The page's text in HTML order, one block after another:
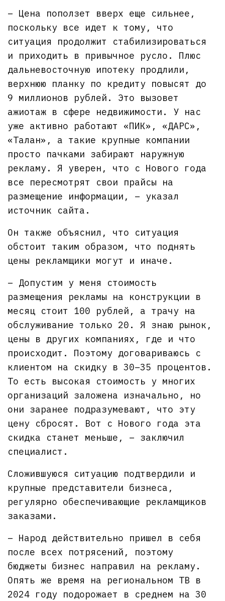
– Цена поползет вверх еще сильнее,
поскольку все идет к тому, что
ситуация продолжит стабилизироваться
и приходить в привычное русло. Плюс
дальневосточную ипотеку продлили,
верхнюю планку по кредиту повысят до
9 миллионов рублей. Это вызовет
ажиотаж в сфере недвижимости. У нас
уже активно работают «ПИК», «ДАРС»,
«Талан», а такие крупные компании
просто пачками забирают наружную
рекламу. Я уверен, что с Нового года
все пересмотрят свои прайсы на
размещение информации, – указал
источник сайта.
Он также объяснил, что ситуация
обстоит таким образом, что поднять
цены рекламщики могут и иначе.
– Допустим у меня стоимость
размещения рекламы на конструкции в
месяц стоит 100 рублей, а трачу на
обслуживание только 20. Я знаю рынок,
цены в других компаниях, где и что
происходит. Поэтому договариваюсь с
клиентом на скидку в 30–35 процентов.
То есть высокая стоимость у многих
организаций заложена изначально, но
они заранее подразумевают, что эту
цену сбросят. Вот с Нового года эта
скидка станет меньше, – заключил
специалист.
Сложившуюся ситуацию подтвердили и
крупные представители бизнеса,
регулярно обеспечивающие рекламщиков
заказами.
– Народ действительно пришел в себя
после всех потрясений, поэтому
бюджеты бизнес направил на рекламу.
Опять же время на региональном ТВ в
2024 году подорожает в среднем на 30